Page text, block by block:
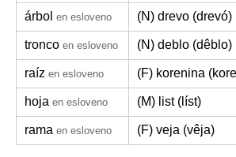
árbol en esloveno (N) drevo (drevó)
tronco en esloveno (N) deblo (dêblo)
raíz en esloveno (F) korenina
hoja en esloveno (M) list (líst)
rama en esloveno (F) veja (vêja)